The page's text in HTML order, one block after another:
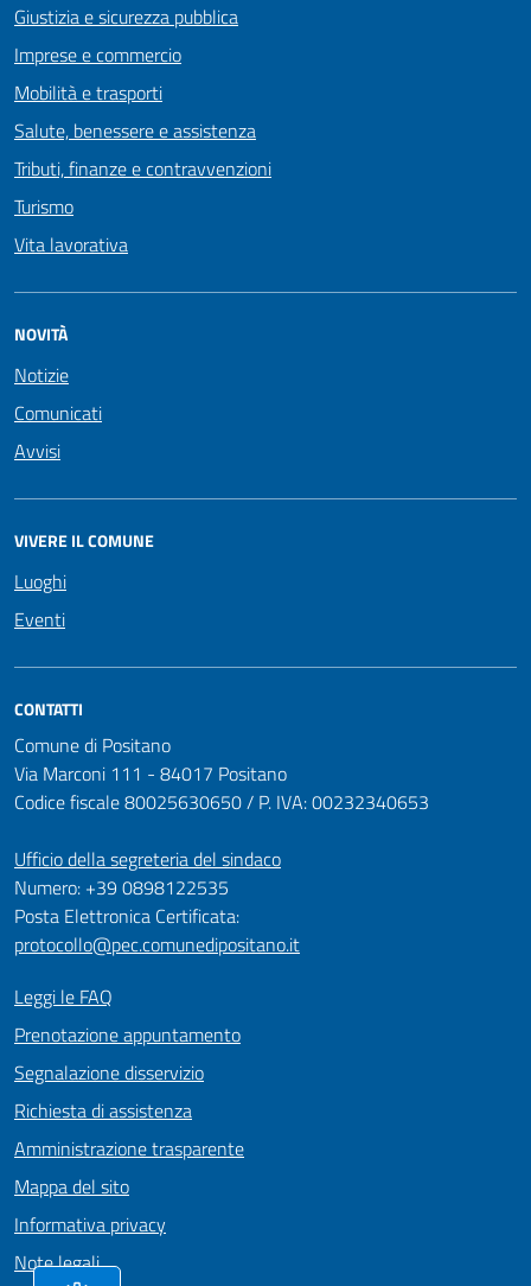
Giustizia e sicurezza pubblica
Imprese e commercio
Mobilità e trasporti
Salute, benessere e assistenza
Tributi, finanze e contravvenzioni
Turismo
Vita lavorativa
NOVITÀ
Notizie
Comunicati
Avvisi
VIVERE IL COMUNE
Luoghi
Eventi
CONTATTI
Comune di Positano
Via Marconi 111 - 84017 Positano
Codice fiscale 80025630650 / P. IVA: 00232340653
Ufficio della segreteria del sindaco
Numero: +39 0898122535
Posta Elettronica Certificata:
protocollo@pec.comunedipositano.it
Leggi le FAQ
Prenotazione appuntamento
Segnalazione disservizio
Richiesta di assistenza
Amministrazione trasparente
Mappa del sito
Informativa privacy
Note legali